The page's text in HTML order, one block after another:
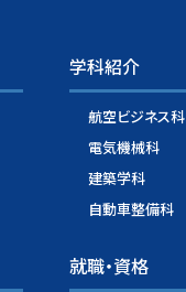
学科紹介
航空ビジネス科
電気機械科
建築学科
自動車整備科
就職・資格